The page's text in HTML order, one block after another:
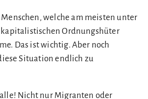
welche am meisten unter
Ordnungshüter
Das ist wichtig. Aber noch
Situation endlich zu
Nicht nur Migranten oder